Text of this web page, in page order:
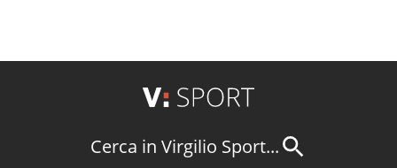
Cerca in Virgilio Sport...